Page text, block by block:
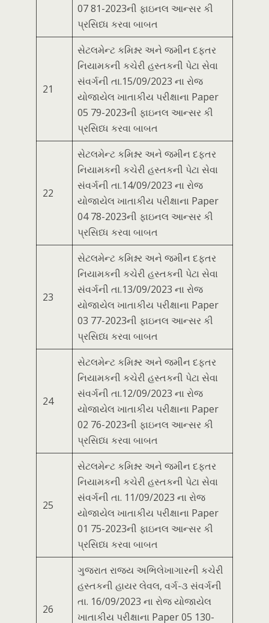
07 81-2023ની ફાઇનલ આન્સર કી
પ્રસિધ્ધ કરવા બાબત
21
સેટલમેન્ટ કમિશ્નર અને જમીન દફતર
નિયામકની કચેરી હસ્તકની પેટા સેવા
સંવર્ગની તા.15/09/2023 ના રોજ
યોજાયેલ ખાતાકીય પરીક્ષાના Paper
05 79-2023ની ફાઇનલ આન્સર કી
પ્રસિધ્ધ કરવા બાબત
22
સેટલમેન્ટ કમિશ્નર અને જમીન દફતર
નિયામકની કચેરી હસ્તકની પેટા સેવા
સંવર્ગની તા.14/09/2023 ના રોજ
યોજાયેલ ખાતાકીય પરીક્ષાના Paper
04 78-2023ની ફાઇનલ આન્સર કી
પ્રસિધ્ધ કરવા બાબત
23
સેટલમેન્ટ કમિશ્નર અને જમીન દફતર
નિયામકની કચેરી હસ્તકની પેટા સેવા
સંવર્ગની તા.13/09/2023 ના રોજ
યોજાયેલ ખાતાકીય પરીક્ષાના Paper
03 77-2023ની ફાઇનલ આન્સર કી
પ્રસિધ્ધ કરવા બાબત
24
સેટલમેન્ટ કમિશ્નર અને જમીન દફતર
નિયામકની કચેરી હસ્તકની પેટા સેવા
સંવર્ગની તા.12/09/2023 ના રોજ
યોજાયેલ ખાતાકીય પરીક્ષાના Paper
02 76-2023ની ફાઇનલ આન્સર કી
પ્રસિધ્ધ કરવા બાબત
25
સેટલમેન્ટ કમિશ્નર અને જમીન દફતર
નિયામકની કચેરી હસ્તકની પેટા સેવા
સંવર્ગની તા. 11/09/2023 ના રોજ
યોજાયેલ ખાતાકીય પરીક્ષાના Paper
01 75-2023ની ફાઇનલ આન્સર કી
પ્રસિધ્ધ કરવા બાબત
26
ગુજરાત રાજય અભિલેખાગારની કચેરી
હસ્તકની હાયર લેવલ, વર્ગ-૩ સંવર્ગની
તા. 16/09/2023 ના રોજ યોજાયેલ
ખાતાકીય પરીક્ષાના Paper 05 130-